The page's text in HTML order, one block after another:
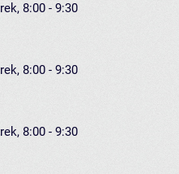
8:00 - 9:30
8:00 - 9:30
8:00 - 9:30